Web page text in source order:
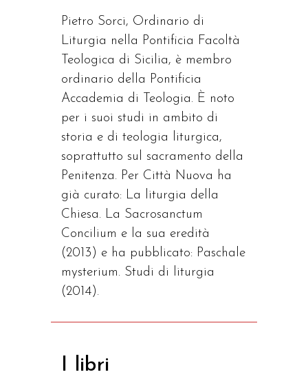
Pietro Sorci, Ordinario di
Liturgia nella Pontificia Facoltà
Teologica di Sicilia, è membro
ordinario della Pontificia
Accademia di Teologia. È noto
per i suoi studi in ambito di
storia e di teologia liturgica,
soprattutto sul sacramento della
Penitenza. Per Città Nuova ha
già curato: La liturgia della
Chiesa. La Sacrosanctum
Concilium e la sua eredità
(2013) e ha pubblicato: Paschale
mysterium. Studi di liturgia
(2014).
I libri